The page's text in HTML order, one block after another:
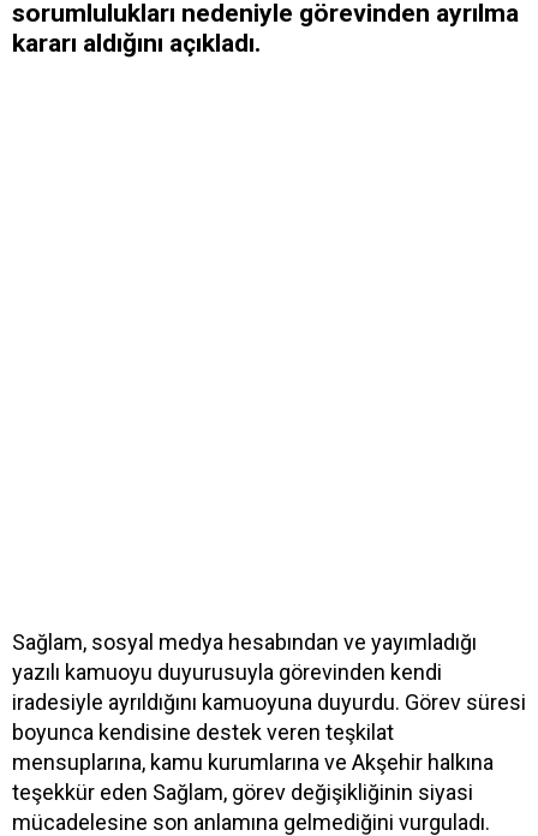
sorumlulukları nedeniyle görevinden ayrılma
kararı aldığını açıkladı.
Sağlam, sosyal medya hesabından ve yayımladığı
yazılı kamuoyu duyurusuyla görevinden kendi
iradesiyle ayrıldığını kamuoyuna duyurdu. Görev süresi
boyunca kendisine destek veren teşkilat
mensuplarına, kamu kurumlarına ve Akşehir halkına
teşekkür eden Sağlam, görev değişikliğinin siyasi
mücadelesine son anlamına gelmediğini vurguladı.